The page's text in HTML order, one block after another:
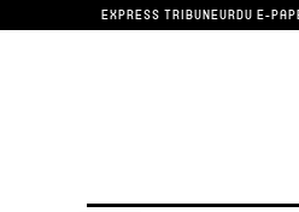
EXPRESS TRIBUNEURDU E-